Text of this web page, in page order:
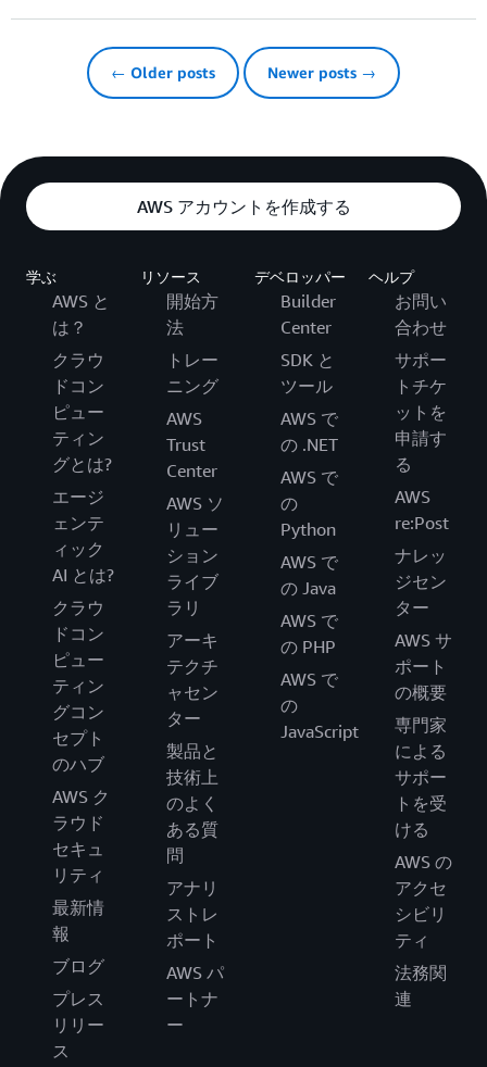
← Older posts Newer posts →
AWS アカウントを作成する
学ぶ
AWS と
は？
クラウ
ドコン
ピュー
ティン
グとは?
エージ
ェンテ
ィック
AI とは?
クラウ
ドコン
ピュー
ティン
グコン
セプト
のハブ
AWS ク
ラウド
セキュ
リティ
最新情
報
ブログ
プレス
リリー
ス
リソース
開始方
法
トレー
ニング
AWS
Trust
Center
AWS ソ
リュー
ション
ライブ
ラリ
アーキ
テクチ
ャセン
ター
製品と
技術上
のよく
ある質
問
アナリ
ストレ
ポート
AWS パ
ートナ
ー
デベロッパー
Builder
Center
SDK と
ツール
AWS で
の .NET
AWS で
の
Python
AWS で
の Java
AWS で
の PHP
AWS で
の
JavaScript
ヘルプ
お問い
合わせ
サポー
トチケ
ットを
申請す
る
AWS
re:Post
ナレッ
ジセン
ター
AWS サ
ポート
の概要
専門家
による
サポー
トを受
ける
AWS の
アクセ
シビリ
ティ
法務関
連